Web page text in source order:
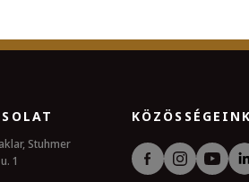
Stuhmer
1
KÖZÖSSÉGEINK